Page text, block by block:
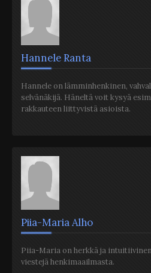
Hannele Ranta
Hannele on lämminhenkinen,
selvänäkijä. Häneltä voit kysyä
rakkauteen liittyvistä asioista.
Piia-Maria Alho
Piia-Maria on herkkä ja
viestejä henkimaailmasta.